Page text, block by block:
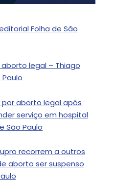
Folha de São
aborto legal – Thiago
aborto legal após
serviço em hospital
São Paulo
recorrem a outros
aborto ser suspenso